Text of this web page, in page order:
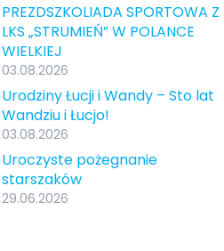
PREZDSZKOLIADA SPORTOWA Z
LKS „STRUMIEŃ” W POLANCE
WIELKIEJ
03.08.2026
Urodziny Łucji i Wandy – Sto lat
Wandziu i Łucjo!
03.08.2026
Uroczyste pożegnanie
starszaków
29.06.2026